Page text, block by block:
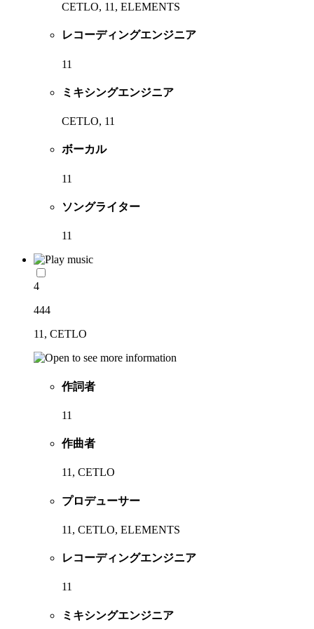
CETLO, 11, ELEMENTS
レコーディングエンジニア
11
ミキシングエンジニア
CETLO, 11
ボーカル
11
ソングライター
11
4
444
11, CETLO
作詞者
11
作曲者
11, CETLO
プロデューサー
11, CETLO, ELEMENTS
レコーディングエンジニア
11
ミキシングエンジニア